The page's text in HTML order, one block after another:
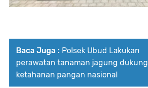
Baca Juga : Polsek Ubud Lakukan
perawatan tanaman jagung dukung
ketahanan pangan nasional